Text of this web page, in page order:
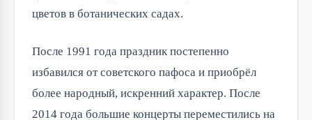
цветов в ботанических садах.
После 1991 года праздник постепенно
избавился от советского пафоса и приобрёл
более народный, искренний характер. После
2014 года большие концерты переместились на